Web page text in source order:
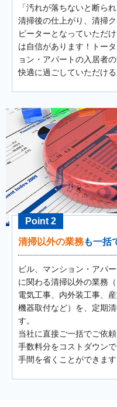
「汚れが落ちないと断ら
清掃後の仕上がり、清掃
ピーターとなっていただ
は自信があります！トー
ョン・アパートの入居者
快適に過ごしていただけ
Point 2
清掃以外の業務も一括
ビル、マンション・アパ
に関わる清掃以外の業務
電気工事、内外装工事、
機器取付など）を、定期
す。
当社に直接ご一括でご依
手数料分をコストダウン
手間を省くことができます